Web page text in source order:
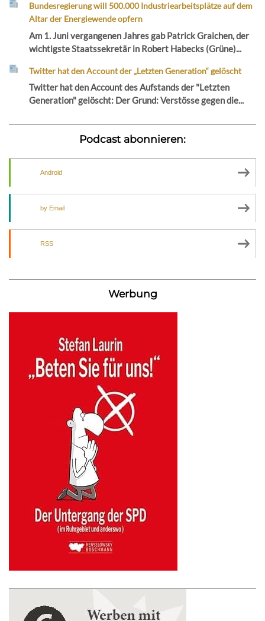
Bundesregierung will 500.000 Industriearbeitsplätze auf dem
Altar der Energiewende opfern
Am 1. Juni vergangenen Jahres gab Patrick Graichen, der
wichtigste Staatssekretär in Robert Habecks (Grüne)...
Twitter hat den Account der „Letzten Generation“ gelöscht
Twitter hat den Account des Aufstands der "Letzten
Generation" gelöscht: Der Grund: Verstösse gegen die...
Podcast abonnieren:
Android
by Email
RSS
Werbung